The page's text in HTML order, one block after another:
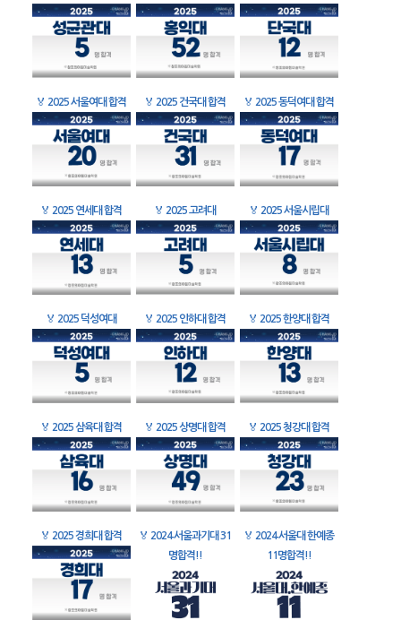
🏅 2025 서울여대 합격 🏅 2025 건국대 합격 🏅 2025 동덕여대 합격
🏅 2025 연세대 합격 🏅 2025 고려대 🏅 2025 서울시립대
🏅 2025 덕성여대 🏅 2025 인하대 합격 🏅 2025 한양대 합격
🏅 2025 삼육대 합격 🏅 2025 상명대 합격 🏅 2025 청강대 합격
🏅 2025 경희대 합격 🏅 2024 서울과기대 31
명합격!!
🏅 2024 서울대 한예종
11명합격!!